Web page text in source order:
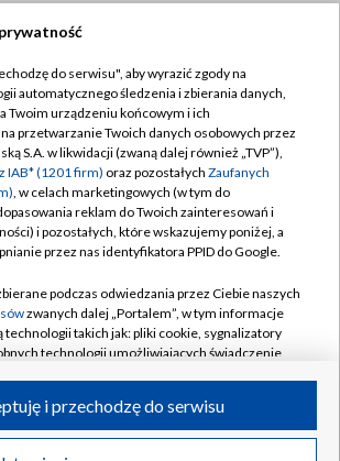
TVP
TVP
Cyfrowa
Regulamin TVP
Polityka prywatności
Moje zgody
Pomoc
Kontakt
Kanały
Polska S.A. w likwidacji
do serwisu", aby wyrazić zgody na
automatycznego śledzenia i zbierania danych,
Twoim urządzeniu końcowym i ich
przetwarzanie Twoich danych osobowych przez
S.A. w likwidacji (zwaną dalej również „TVP”),
IAB* (1201 firm) oraz pozostałych Zaufanych
, w celach marketingowych (w tym do
reklam do Twoich zainteresowań i
i pozostałych, które wskazujemy poniżej, a
przez nas identyfikatora PPID do Google.
podczas odwiedzania przez Ciebie naszych
zwanych dalej „Portalem”, w tym informacje
technologii takich jak: pliki cookie, sygnalizatory
technologii umożliwiających świadczenie
podczas odwiedzania przez Ciebie
i przechodzę do serwisu